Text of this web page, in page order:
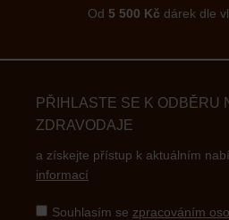
Od 5 500 Kč dárek dle
PŘIHLASTE SE K ODBĚRU
ZDRAVODAJE
a získejte přístup k aktuálním
informací
Souhlasím se zpracováním